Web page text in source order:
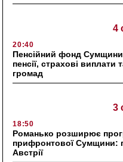
4
20:40
Пенсійний фонд
пенсії, страхові
громад
3
18:50
Романько розширює
прифронтової Сумщини:
Австрії